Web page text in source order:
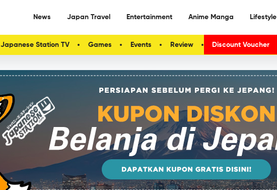
News Japan Travel Entertainment Anime Manga Lifestyle
Japanese Station TV Games Events Review Discount Voucher